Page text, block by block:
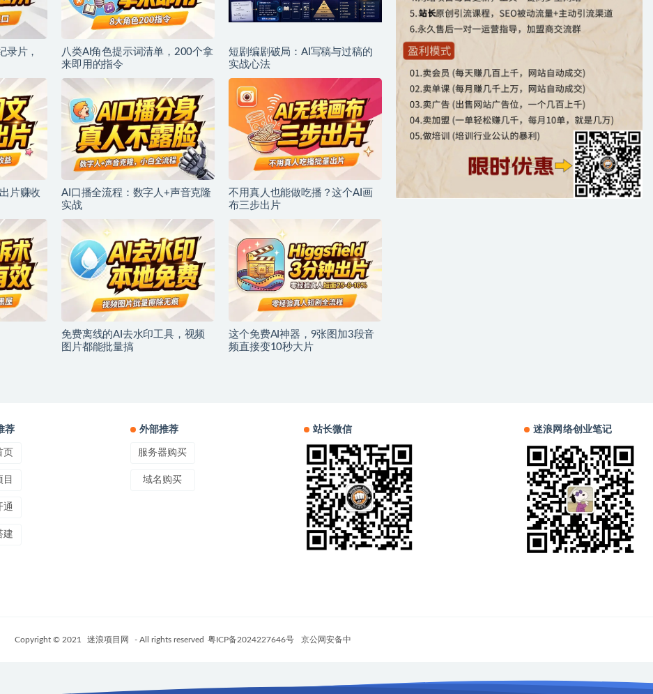
录片，
八类AI角色提示词清单，200个拿
来即用的指令
短剧编剧破局：AI写稿与过稿的
实战心法
片赚收
AI口播全流程：数字人+声音克隆
实战
不用真人也能做吃播？这个AI画
布三步出片
免费离线的AI去水印工具，视频
图片都能批量搞
这个免费AI神器，9张图加3段音
频直接变10秒大片
荐
页
目
通
建
外部推荐
服务器购买
域名购买
站长微信 迷浪网络创业笔记
Copyright © 2021 迷浪项目网 - All rights reserved 粤ICP备2024227646号 京公网安备中